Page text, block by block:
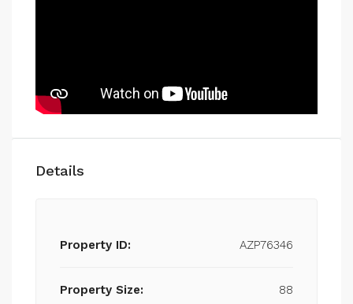
Details
Property ID: AZP76346
Property Size: 88